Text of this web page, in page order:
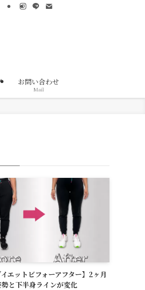
お問い合わせ
Mail
イエットビフォーアフター】2ヶ月
と下半身ラインが変化